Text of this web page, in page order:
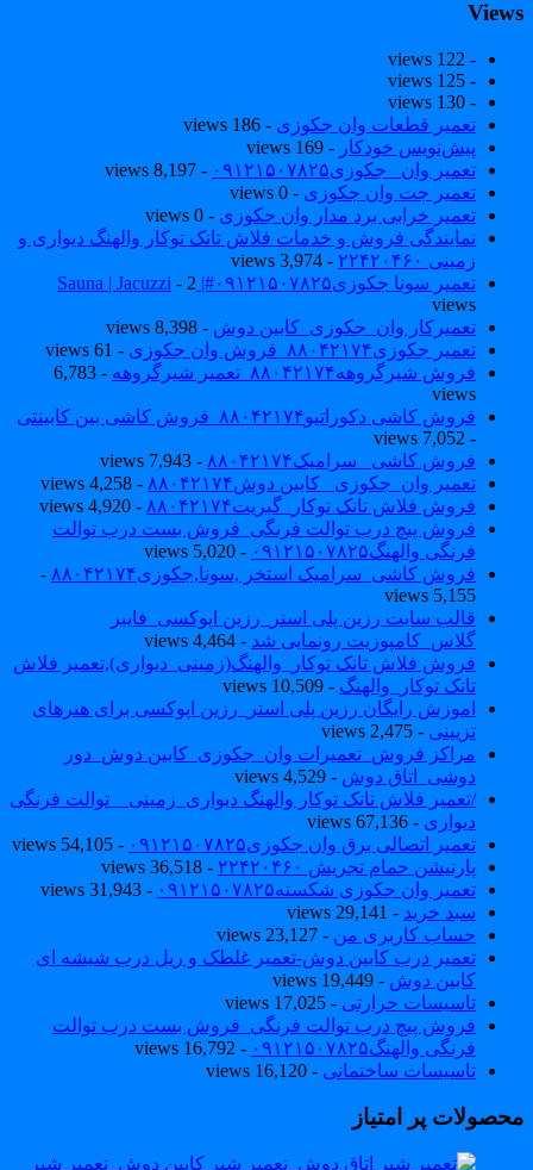
- 122 views
- 125 views
- 130 views
تعمیر قطعات وان جکوزی - 186 views
پیش‌نویس خودکار- 169 views
تعمیر وان _جکوزی۰۹۱۲۱۵۰۷۸۲۵
- 8,197 views
تعمیر جت وان جکوزی - 0 views
تعمیر خرابی برد مدار وان جکوزی - 0 views
نمایندگی فروش و خدمات فلاش تانک توکار والهنگ دیواری و
زمینی ۲۲۴۲۰۴۶۰
- 3,974 views
تعمیر سونا جکوزی۰۹۱۲۱۵۰۷۸۲۵#| Sauna | Jacuzzi
- 2
views
تعمیرکار وان_جکوزی_کابین دوش- 8,398 views
تعمیر جکوزی۸۸۰۴۲۱۷۴_فروش وان جکوزی
- 61 views
فروش شیرگروهه۸۸۰۴۲۱۷۴_تعمیر شیرگروهه
- 6,783
views
فروش کاشی دکوراتیو۸۸۰۴۲۱۷۴_فروش کاشی بین کابینتی
فروش کاشی _سرامیک۸۸۰۴۲۱۷۴
- 7,943 views
تعمیر وان_جکوزی_ کابین دوش۸۸۰۴۲۱۷۴
- 4,258 views
فروش فلاش تانک توکار_گبریت۸۸۰۴۲۱۷۴
- 4,920 views
فروش پیچ درب توالت فرنگی_فروش بست درب توالت
فرنگی والهنگ۰۹۱۲۱۵۰۷۸۲۵
- 5,020 views
فروش کاشی_سرامیک استخر ,سونا,جکوزی۸۸۰۴۲۱۷۴
-
5,155 views
قالب سایت رزین پلی استر_رزین اپوکسی_فایبر
گلاس_کامپوزیت رونمایی شد- 4,464 views
فروش فلاش تانک توکار_والهنگ(زمینی_دیواری),تعمیر فلاش
تانک توکار_والهنگ- 10,509 views
اموزش رایگان رزین پلی استر_رزین اپوکسی برای هنرهای
تزیینی- 2,475 views
مراکز فروش_تعمیرات وان_جکوزی_کابین دوش_دور
دوشی_اتاق دوش- 4,529 views
/تعمیر فلاش تانک توکار والهنگ دیواری_زمینی _ توالت فرنگی
دیواری - 67,136 views
تعمیر اتصالی برق وان جکوزی۰۹۱۲۱۵۰۷۸۲۵
- 54,105 views
پارتیشن حمام تجریش ۲۲۴۲۰۴۶۰
- 36,518 views
تعمیر وان جکوزی شکسته۰۹۱۲۱۵۰۷۸۲۵
- 31,943 views
سبد خرید - 29,141 views
حساب کاربری من- 23,127 views
تعمیر درب کابین دوش-تعمیر غلطک و ریل درب شیشه ای
کابین دوش- 19,449 views
تاسیسات حرارتی- 17,025 views
فروش پیچ درب توالت فرنگی_فروش بست درب توالت
فرنگی والهنگ۰۹۱۲۱۵۰۷۸۲۵
- 16,792 views
تاسیسات ساختمانی- 16,120 views
پر امتیاز